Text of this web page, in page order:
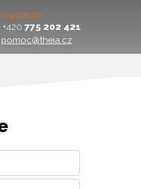
pomoci
+420 775 202 421
pomoc@theia.cz